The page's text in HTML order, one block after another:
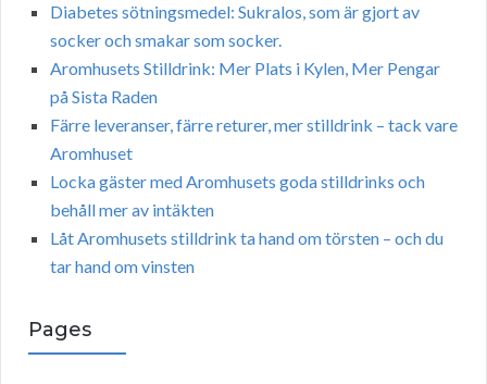
Diabetes sötningsmedel: Sukralos, som är gjort av
socker och smakar som socker.
Aromhusets Stilldrink: Mer Plats i Kylen, Mer Pengar
på Sista Raden
Färre leveranser, färre returer, mer stilldrink – tack vare
Aromhuset
Locka gäster med Aromhusets goda stilldrinks och
behåll mer av intäkten
Låt Aromhusets stilldrink ta hand om törsten – och du
tar hand om vinsten
Pages